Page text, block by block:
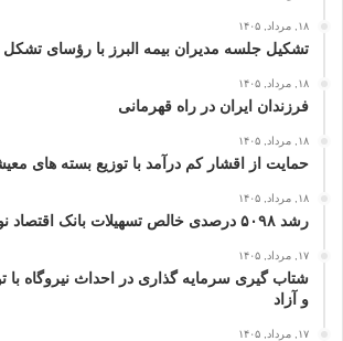
۱۸, مرداد, ۱۴۰۵
تشکیل جلسه مدیران بیمه البرز با رؤسای تشکل
۱۸, مرداد, ۱۴۰۵
فرزندان ایران در راه قهرمانی
۱۸, مرداد, ۱۴۰۵
حمایت از اقشار کم‌ درآمد با توزیع بسته‌ های
۱۸, مرداد, ۱۴۰۵
رشد ۵۰۹۸ درصدی خالص تسهیلات بانک اقتصاد نوین
۱۷, مرداد, ۱۴۰۵
شتاب گیری سرمایه گذاری در احداث نیروگاه با
و آزاد
۱۷, مرداد, ۱۴۰۵